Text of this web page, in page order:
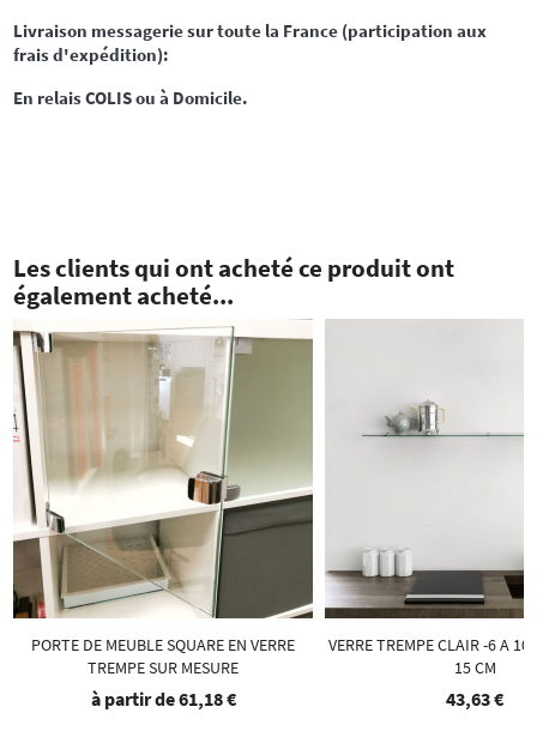
Livraison messagerie sur toute la France (participation aux
frais d'expédition):
En relais COLIS ou à Domicile.
Les clients qui ont acheté ce produit ont
également acheté...
PORTE DE MEUBLE SQUARE EN VERRE
TREMPE SUR MESURE
à partir de61,18 €
VERRE TREMPE CLAIR -6 A
15 CM
43,63 €